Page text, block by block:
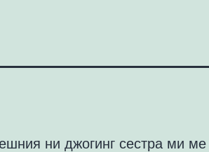
ни джогинг сестра ми